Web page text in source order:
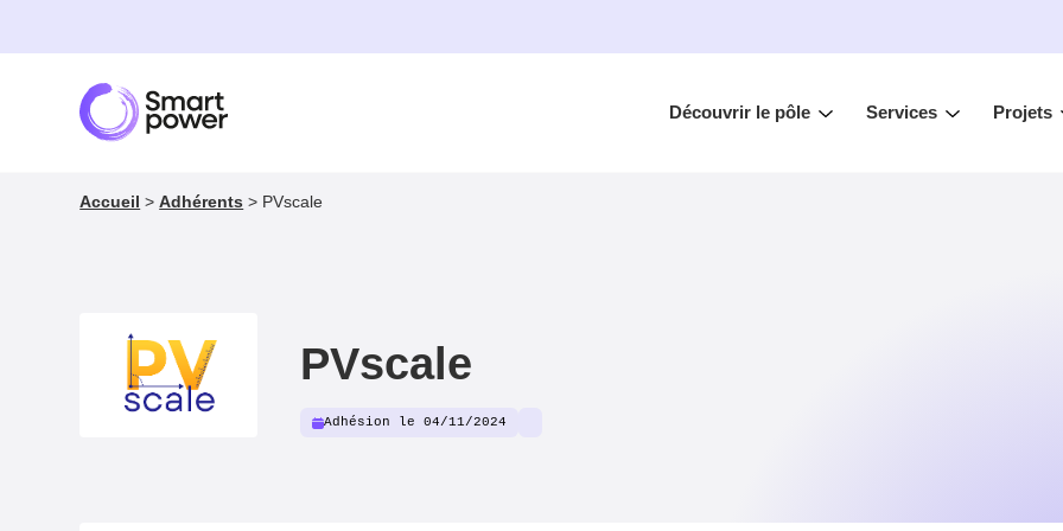
Découvrir le pôle Services Projets
Accueil >Adhérents > PVscale
PVscale
Adhésion le 04/11/2024